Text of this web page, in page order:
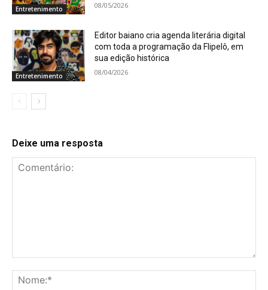
Entretenimento 08/05/2026
Entretenimento
Editor baiano cria agenda literária digital
com toda a programação da Flipelô, em
sua edição histórica
08/04/2026
Deixe uma resposta